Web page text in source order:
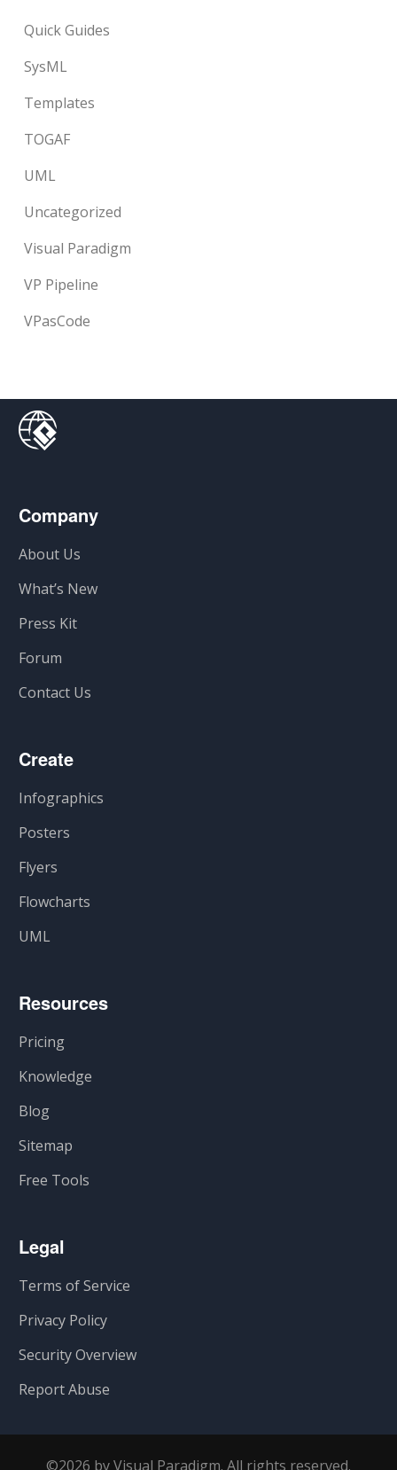
Quick Guides
SysML
Templates
TOGAF
UML
Uncategorized
Visual Paradigm
VP Pipeline
VPasCode
Company
About Us
What’s New
Press Kit
Forum
Contact Us
Create
Infographics
Posters
Flyers
Flowcharts
UML
Resources
Pricing
Knowledge
Blog
Sitemap
Free Tools
Legal
Terms of Service
Privacy Policy
Security Overview
Report Abuse
©2026 by Visual Paradigm. All rights reserved.